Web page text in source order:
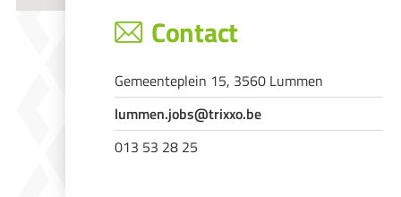
Contact
Gemeenteplein 15, 3560 Lummen
lummen.jobs@trixxo.be
013 53 28 25